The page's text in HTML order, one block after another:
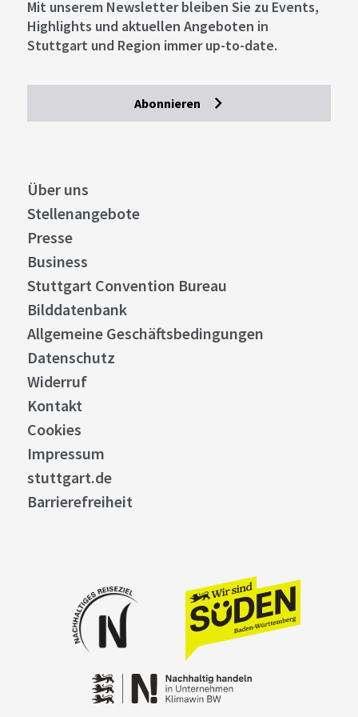
Mit unserem Newsletter bleiben Sie zu Events,
Highlights und aktuellen Angeboten in
Stuttgart und Region immer up-to-date.
Abonnieren
Über uns
Stellenangebote
Presse
Business
Stuttgart Convention Bureau
Bilddatenbank
Allgemeine Geschäftsbedingungen
Datenschutz
Widerruf
Kontakt
Cookies
Impressum
stuttgart.de
Barrierefreiheit